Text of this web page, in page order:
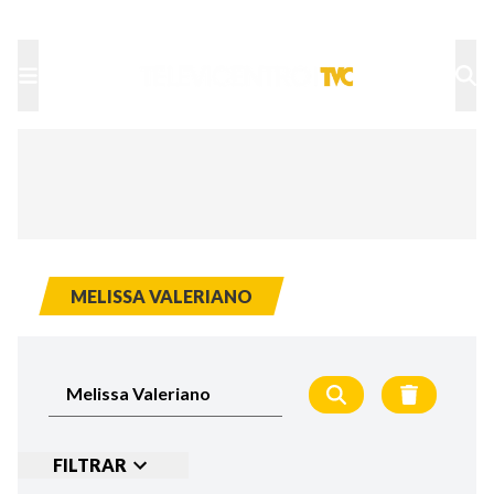
MELISSA VALERIANO
FILTRAR